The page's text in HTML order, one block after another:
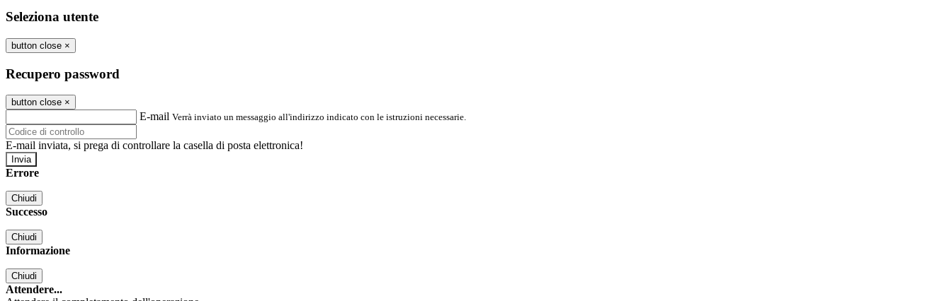
Seleziona utente
button close ×
Recupero password
button close ×
E-mail Verrà inviato un messaggio all'indirizzo indicato con le istruzioni necessarie.
E-mail inviata, si prega di controllare la casella di posta elettronica!
Errore
Chiudi
Successo
Chiudi
Informazione
Chiudi
Attendere...